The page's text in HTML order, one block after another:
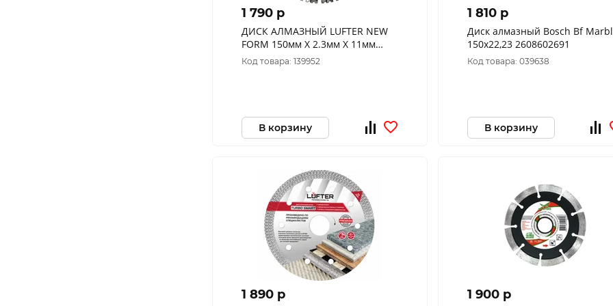
1 790 p
ДИСК АЛМАЗНЫЙ LUFTER NEW
FORM 150мм X 2.3мм Х 11мм
СЕГМЕНТ ПО ГРАНИТУ,
ТРОТУАРНОЙ ПЛИТКЕ,
Код товара: 139952
В корзину
1 810 p
Диск алмазный Bosch Bf
150x22,23 2608602691
Код товара: 039638
В корзину
1 890 p 1 900 p